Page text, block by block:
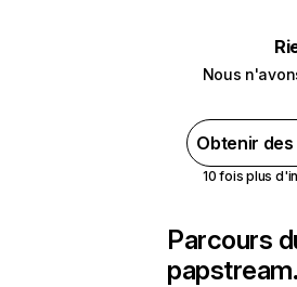
Nous
Obtenir
10 fois plus
Parcours